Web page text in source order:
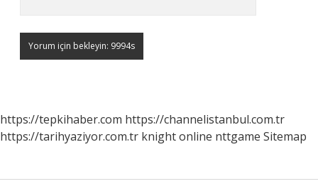
https://tepkihaber.com https://channelistanbul.com.tr
https://tarihyaziyor.com.tr knight online nttgame Sitemap